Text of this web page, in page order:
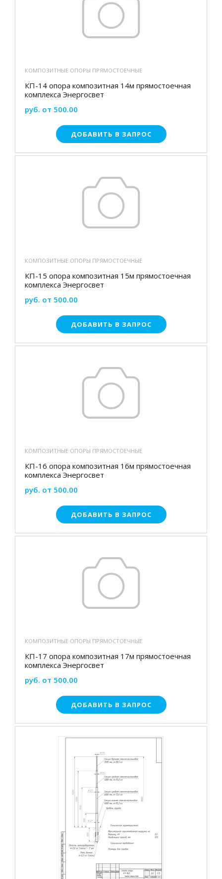
КОМПОЗИТНЫЕ ОПОРЫ ПРЯМОСТОЕЧНЫЕ
КП-14 опора композитная 14м прямостоечная
комплекса Энергосвет
руб. от 500.00
ДОБАВИТЬ В ЗАПРОС
КОМПОЗИТНЫЕ ОПОРЫ ПРЯМОСТОЕЧНЫЕ
КП-15 опора композитная 15м прямостоечная
комплекса Энергосвет
руб. от 500.00
ДОБАВИТЬ В ЗАПРОС
КОМПОЗИТНЫЕ ОПОРЫ ПРЯМОСТОЕЧНЫЕ
КП-16 опора композитная 16м прямостоечная
комплекса Энергосвет
руб. от 500.00
ДОБАВИТЬ В ЗАПРОС
КОМПОЗИТНЫЕ ОПОРЫ ПРЯМОСТОЕЧНЫЕ
КП-17 опора композитная 17м прямостоечная
комплекса Энергосвет
руб. от 500.00
ДОБАВИТЬ В ЗАПРОС